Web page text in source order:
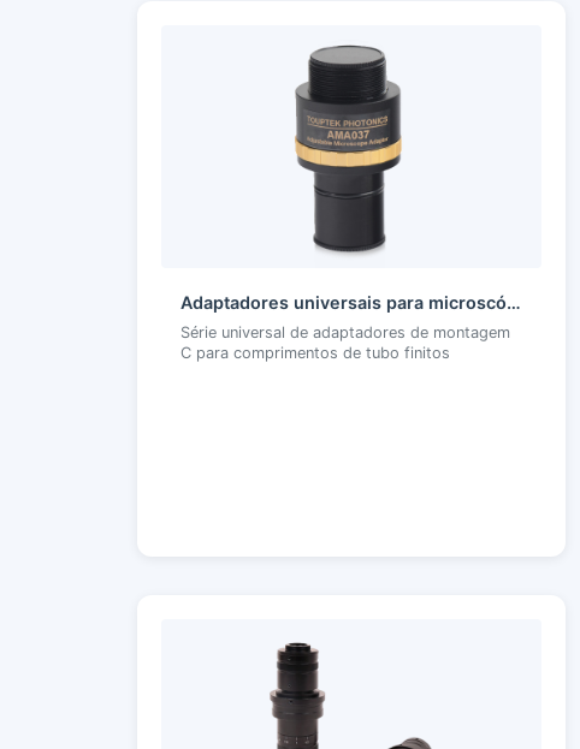
Adaptadores universais para microscópios e telescópios
Série universal de adaptadores de montagem
C para comprimentos de tubo finitos